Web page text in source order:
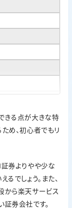
きる点が大きな特
め、初心者でもリ
券よりやや少な
でしょう。また、
から楽天サービス
券会社です。